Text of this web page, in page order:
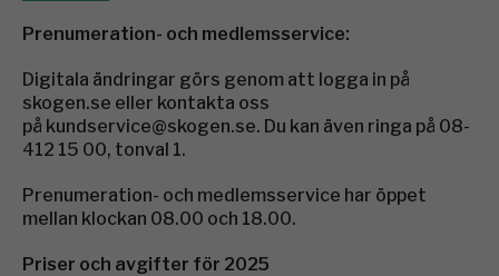
Prenumeration- och medlemsservice:
Digitala ändringar görs genom att logga in på
skogen.se eller kontakta oss
på kundservice@skogen.se. Du kan även ringa på 08-
412 15 00, tonval 1.
Prenumeration- och medlemsservice har öppet
mellan klockan 08.00 och 18.00.
Priser och avgifter för 2025